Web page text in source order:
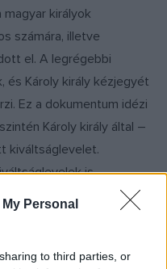
Personal
to third parties, or
királyok
számára, illetve
el. A legrégebbi
és Károly király kézjegyét
Ez a dokumentum idézi
Károly király által –
kiváltságlevelet.
is,
Zsigmond, Hunyadi
állított ki a város